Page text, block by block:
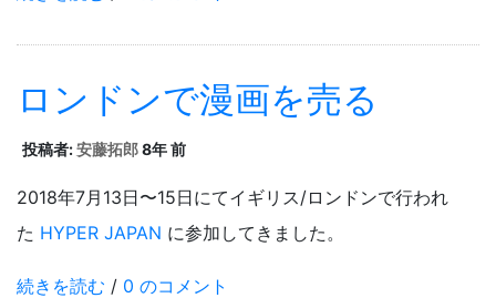
ロンドンで漫画を売る
投稿者:安藤拓郎8年 前
2018年7月13日〜15日にてイギリス/ロンドンで行われ
た HYPER JAPAN に参加してきました。
続きを読む / 0 のコメント